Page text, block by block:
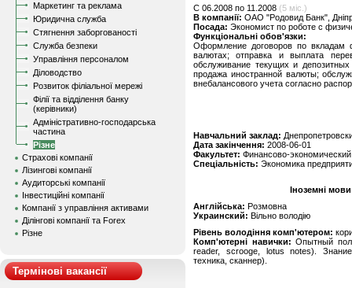
Маркетинг та реклама
Юридична служба
Стягнення заборгованості
Служба безпеки
Управління персоналом
Діловодство
Розвиток філіальної мережі
Філії та відділення банку
(керівники)
Адміністративно-господарська
частина
Різне
Страхові компанії
Лізингові компанії
Аудиторські компанії
Інвестиційні компанії
Компанії з управління активами
Ділінгові компанії та Forex
Різне
Термінові вакансії
C 06.2008 по 11.2008 (5 міс.)
В компанії: ОАО "Родовид Банк",
Посада: Экономист по роботе с
Функціональні обов'язки:
Оформление договоров по вкладам
валютах; отправка и выплата
обслуживание текущих и
продажа иностранной валюты;
внебалансового учета согласно
Навчальний заклад:
Дата закінчення: 2008-06-01
Факультет: Финансово-экономический
Спеціальність: Экономика
Іноземні
Англійська: Розмовна
Украинский: Вільно володію
Рівень володіння комп'ютером:
Комп'ютерні навички: Опытный
reader, scrooge, lotus notes).
техника, сканнер).